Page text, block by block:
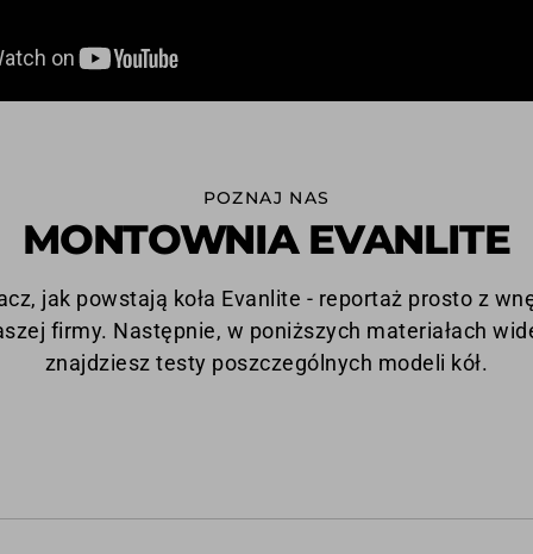
POZNAJ NAS
MONTOWNIA EVANLITE
jak powstają koła Evanlite - reportaż prosto z
firmy. Następnie, w poniższych materiałach
znajdziesz testy poszczególnych modeli kół.